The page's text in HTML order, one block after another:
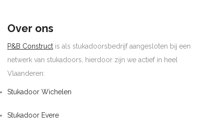
Over ons
P&B Construct is als stukadoorsbedrijf aangesloten bij een
netwerk van stukadoors, hierdoor zijn we actief in heel
Vlaanderen:
Stukadoor Wichelen
Stukadoor Evere